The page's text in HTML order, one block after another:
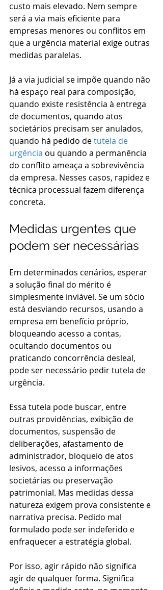
custo mais elevado. Nem sempre
será a via mais eficiente para
empresas menores ou conflitos em
que a urgência material exige outras
medidas paralelas.
Já a via judicial se impõe quando não
há espaço real para composição,
quando existe resistência à entrega
de documentos, quando atos
societários precisam ser anulados,
quando há pedido de tutela de
urgência ou quando a permanência
do conflito ameaça a sobrevivência
da empresa. Nesses casos, rapidez e
técnica processual fazem diferença
concreta.
Medidas urgentes que
podem ser necessárias
Em determinados cenários, esperar
a solução final do mérito é
simplesmente inviável. Se um sócio
está desviando recursos, usando a
empresa em benefício próprio,
bloqueando acesso a contas,
ocultando documentos ou
praticando concorrência desleal,
pode ser necessário pedir tutela de
urgência.
Essa tutela pode buscar, entre
outras providências, exibição de
documentos, suspensão de
deliberações, afastamento de
administrador, bloqueio de atos
lesivos, acesso a informações
societárias ou preservação
patrimonial. Mas medidas dessa
natureza exigem prova consistente e
narrativa precisa. Pedido mal
formulado pode ser indeferido e
enfraquecer a estratégia global.
Por isso, agir rápido não significa
agir de qualquer forma. Significa